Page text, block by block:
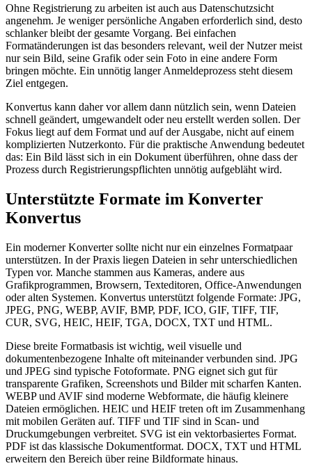
Ohne Registrierung zu arbeiten ist auch aus Datenschutzsicht
angenehm. Je weniger persönliche Angaben erforderlich sind, desto
schlanker bleibt der gesamte Vorgang. Bei einfachen
Formatänderungen ist das besonders relevant, weil der Nutzer meist
nur sein Bild, seine Grafik oder sein Foto in eine andere Form
bringen möchte. Ein unnötig langer Anmeldeprozess steht diesem
Ziel entgegen.
Konvertus kann daher vor allem dann nützlich sein, wenn Dateien
schnell geändert, umgewandelt oder neu erstellt werden sollen. Der
Fokus liegt auf dem Format und auf der Ausgabe, nicht auf einem
komplizierten Nutzerkonto. Für die praktische Anwendung bedeutet
das: Ein Bild lässt sich in ein Dokument überführen, ohne dass der
Prozess durch Registrierungspflichten unnötig aufgebläht wird.
Unterstützte Formate im Konverter
Konvertus
Ein moderner Konverter sollte nicht nur ein einzelnes Formatpaar
unterstützen. In der Praxis liegen Dateien in sehr unterschiedlichen
Typen vor. Manche stammen aus Kameras, andere aus
Grafikprogrammen, Browsern, Texteditoren, Office-Anwendungen
oder alten Systemen. Konvertus unterstützt folgende Formate: JPG,
JPEG, PNG, WEBP, AVIF, BMP, PDF, ICO, GIF, TIFF, TIF,
CUR, SVG, HEIC, HEIF, TGA, DOCX, TXT und HTML.
Diese breite Formatbasis ist wichtig, weil visuelle und
dokumentenbezogene Inhalte oft miteinander verbunden sind. JPG
und JPEG sind typische Fotoformate. PNG eignet sich gut für
transparente Grafiken, Screenshots und Bilder mit scharfen Kanten.
WEBP und AVIF sind moderne Webformate, die häufig kleinere
Dateien ermöglichen. HEIC und HEIF treten oft im Zusammenhang
mit mobilen Geräten auf. TIFF und TIF sind in Scan- und
Druckumgebungen verbreitet. SVG ist ein vektorbasiertes Format.
PDF ist das klassische Dokumentformat. DOCX, TXT und HTML
erweitern den Bereich über reine Bildformate hinaus.